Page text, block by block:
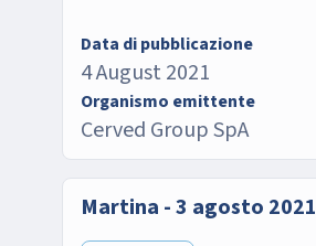
Data di pubblicazione
4 August 2021
Organismo emittente
Cerved Group SpA
Martina - 3 agosto 2021